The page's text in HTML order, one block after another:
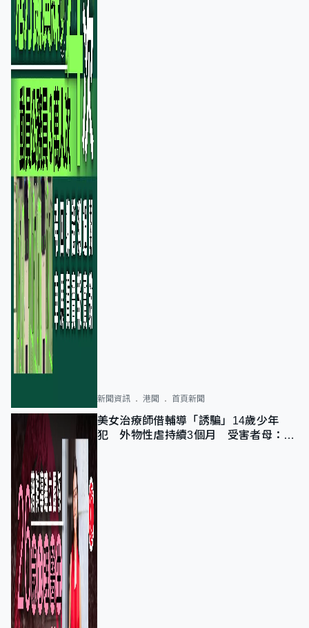
新聞資訊 港聞 首頁新聞
美女治療師借輔導「誘騙」14歲少年
犯 外物性虐持續3個月 受害者母：要